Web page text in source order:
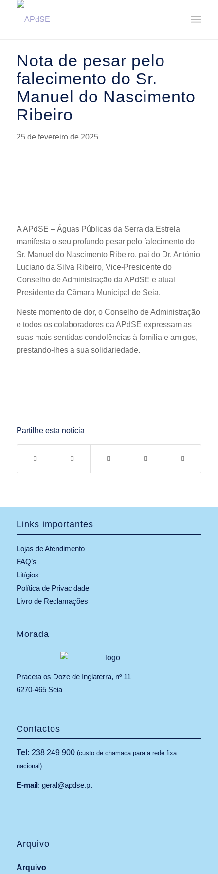
Nota de pesar pelo falecimento do Sr. Manuel do Nascimento Ribeiro
Nota de pesar pelo
falecimento do Sr.
Manuel do Nascimento
Ribeiro
25 de fevereiro de 2025
A APdSE – Águas Públicas da Serra da Estrela
manifesta o seu profundo pesar pelo falecimento do
Sr. Manuel do Nascimento Ribeiro, pai do Dr. António
Luciano da Silva Ribeiro, Vice-Presidente do
Conselho de Administração da APdSE e atual
Presidente da Câmara Municipal de Seia.
Neste momento de dor, o Conselho de Administração
e todos os colaboradores da APdSE expressam as
suas mais sentidas condolências à família e amigos,
prestando-lhes a sua solidariedade.
Partilhe esta notícia
Links importantes
Lojas de Atendimento
FAQ’s
Litígios
Política de Privacidade
Livro de Reclamações
Morada
Praceta os Doze de Inglaterra, nº 11
6270-465 Seia
Contactos
Tel: 238 249 900(custo de chamada para a rede fixa
nacional)
E-mail: geral@apdse.pt
Arquivo
Arquivo